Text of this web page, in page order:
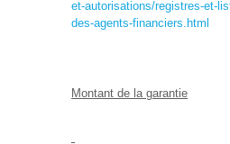
et-autorisations/registres-et-
des-agents-financiers.html
Montant de la garantie